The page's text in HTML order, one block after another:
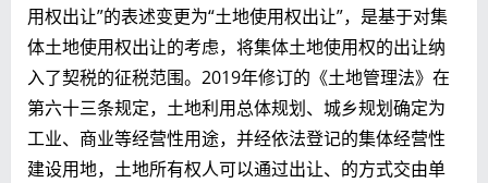
用权出让”的表述变更为“土地使用权出让”，是基于对集
体土地使用权出让的考虑，将集体土地使用权的出让纳
入了契税的征税范围。2019年修订的《土地管理法》在
第六十三条规定，土地利用总体规划、城乡规划确定为
工业、商业等经营性用途，并经依法登记的集体经营性
建设用地， 土地所有权人可以通过出让、的方式交由单